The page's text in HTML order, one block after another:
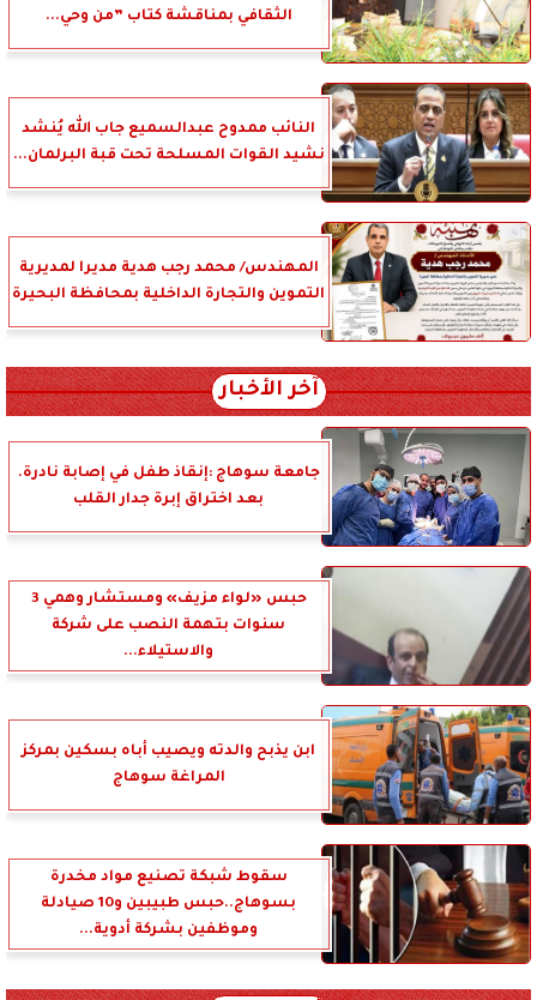
الثقافي بمناقشة كتاب ”من وحي...
النائب ممدوح عبدالسميع جاب الله يُنشد
نشيد القوات المسلحة تحت قبة البرلمان...
المهندس/ محمد رجب هدية مديرا لمديرية
التموين والتجارة الداخلية بمحافظة البحيرة
آخر الأخبار
جامعة سوهاج :إنقاذ طفل في إصابة نادرة.
بعد اختراق إبرة جدار القلب
حبس «لواء مزيف» ومستشار وهمي 3
سنوات بتهمة النصب على شركة
والاستيلاء...
ابن يذبح والدته ويصيب أباه بسكين بمركز
المراغة سوهاج
سقوط شبكة تصنيع مواد مخدرة
بسوهاج..حبس طبيبين و10 صيادلة
وموظفين بشركة أدوية...